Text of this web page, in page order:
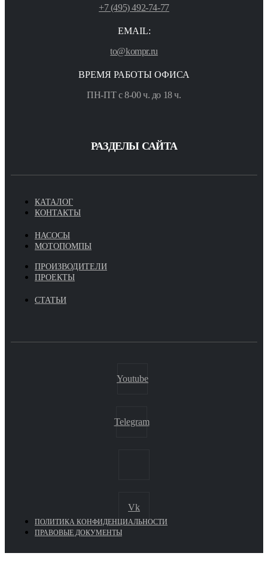
+7 (495) 492-74-77
EMAIL:
to@kompr.ru
ВРЕМЯ РАБОТЫ ОФИСА
ПН-ПТ с 8-00 ч. до 18 ч.
РАЗДЕЛЫ САЙТА
КАТАЛОГ
КОНТАКТЫ
НАСОСЫ
МОТОПОМПЫ
ПРОИЗВОДИТЕЛИ
ПРОЕКТЫ
СТАТЬИ
Youtube
Telegram
Vk
ПОЛИТИКА КОНФИДЕНЦИАЛЬНОСТИ
ПРАВОВЫЕ ДОКУМЕНТЫ